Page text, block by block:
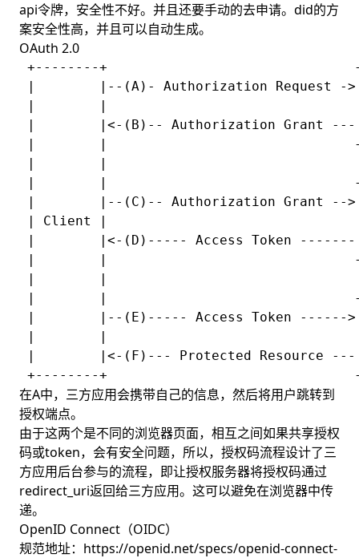
api令牌，安全性不好。并且还要手动的去申请。did的方
案安全性高，并且可以自动生成。
OAuth 2.0
+--------+
|        |--(A)- Authorization Request -
|        |                               |
|        |<-(B)-- Authorization
|        |
|        |
|        |
|        |--(C)-- Authorization Grant --
| Client |                               |
|        |<-(D)----- Access Token
|        |
|        |
|        |
|        |--(E)----- Access Token ------
|        |                               |
|        |<-(F)--- Protected
在A中，三方应用会携带自己的信息，然后将用户跳转到
授权端点。
由于这两个是不同的浏览器页面，相互之间如果共享授权
码或token，会有安全问题，所以，授权码流程设计了三
方应用后台参与的流程，即让授权服务器将授权码通过
redirect_uri返回给三方应用。这可以避免在浏览器中传
递。
OpenID Connect（OIDC）
规范地址：https://openid.net/specs/openid-connect-